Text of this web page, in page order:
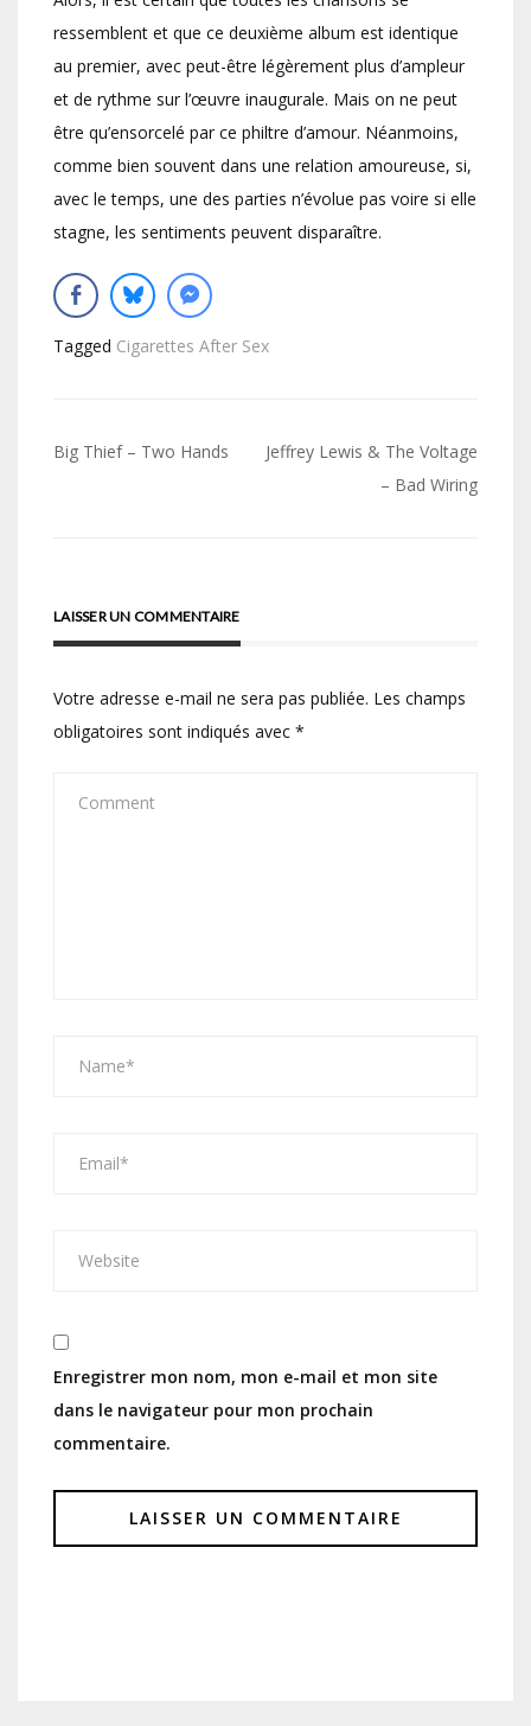
ressemblent et que ce deuxième album est identique
au premier, avec peut-être légèrement plus d’ampleur
et de rythme sur l’œuvre inaugurale. Mais on ne peut
être qu’ensorcelé par ce philtre d’amour. Néanmoins,
comme bien souvent dans une relation amoureuse, si,
avec le temps, une des parties n’évolue pas voire si elle
stagne, les sentiments peuvent disparaître.
Tagged Cigarettes After Sex
Navigation
Big Thief – Two Hands
Jeffrey Lewis & The Voltage
– Bad Wiring
LAISSER UN COMMENTAIRE
Votre adresse e-mail ne sera pas publiée. Les champs
obligatoires sont indiqués avec *
Enregistrer mon nom, mon e-mail et mon site
dans le navigateur pour mon prochain
commentaire.